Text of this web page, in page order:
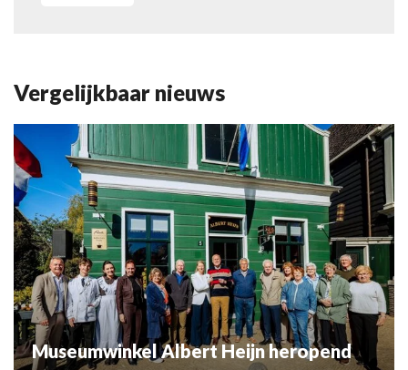
Vergelijkbaar nieuws
Museumwinkel Albert Heijn heropend